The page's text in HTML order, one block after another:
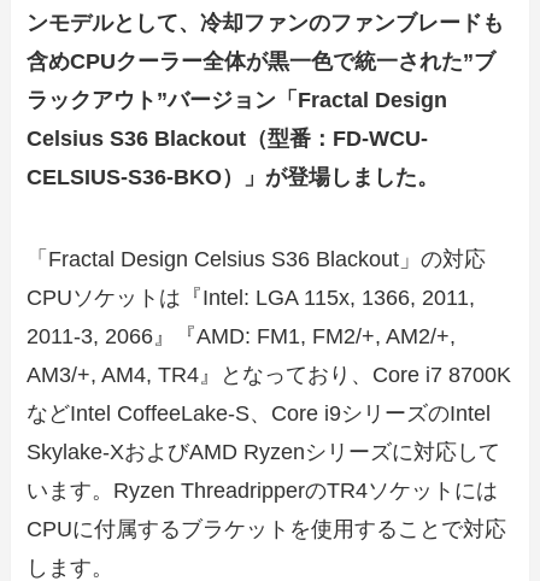
ンモデルとして、冷却ファンのファンブレードも
含めCPUクーラー全体が黒一色で統一された”ブ
ラックアウト”バージョン「Fractal Design
Celsius S36 Blackout（型番：FD-WCU-
CELSIUS-S36-BKO）」が登場しました。
「Fractal Design Celsius S36 Blackout」の対応
CPUソケットは『Intel: LGA 115x, 1366, 2011,
2011-3, 2066』『AMD: FM1, FM2/+, AM2/+,
AM3/+, AM4, TR4』となっており、Core i7 8700K
などIntel CoffeeLake-S、Core i9シリーズのIntel
Skylake-XおよびAMD Ryzenシリーズに対応して
います。Ryzen ThreadripperのTR4ソケットには
CPUに付属するブラケットを使用することで対応
します。